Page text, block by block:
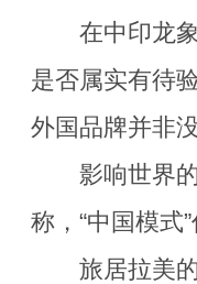
在中印龙象
是否属实有待
外国品牌并非
影响世界的
称，“中国模式
旅居拉美的